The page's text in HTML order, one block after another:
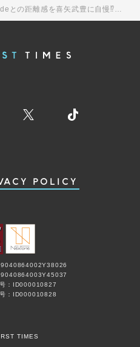
POLICY
9040864002Y38026
9040864003Y45037
：ID000010827
：ID000010828
TIMES